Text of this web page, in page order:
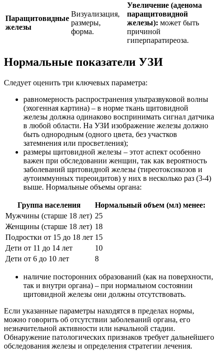
Паращитовидные
железы
Визуализация,
размеры,
форма.
Увеличение (аденома
паращитовидной
железы): может быть
причиной
гиперпаратиреоза.
Нормальные показатели УЗИ
Следует оценить три ключевых параметра:
равномерность распространения ультразвуковой волны
(эхогенная картина) – в норме ткань щитовидной
железы должна одинаково воспринимать сигнал датчика
в любой области. На УЗИ изображение железы должно
быть однородным (одного цвета, без участков
затемнения или просветления);
размеры щитовидной железы – этот аспект особенно
важен при обследовании женщин, так как вероятность
заболеваний щитовидной железы (тиреотоксикозов и
аутоиммунных тиреоидитов) у них в несколько раз (3-4)
выше. Нормальные объемы органа:
Группа населения
Нормальный объем (мл) менее:
Мужчины (старше 18 лет) 25
Женщины (старше 18 лет) 18
Подростки от 15 до 18 лет 15
Дети от 11 до 14 лет
10
Дети от 6 до 10 лет
8
наличие посторонних образований (как на поверхности,
так и внутри органа) – при нормальном состоянии
щитовидной железы они должны отсутствовать.
Если указанные параметры находятся в пределах нормы,
можно говорить об отсутствии заболеваний органа, его
незначительной активности или начальной стадии.
Обнаружение патологических признаков требует дальнейшего
обследования железы и определения стратегии лечения.